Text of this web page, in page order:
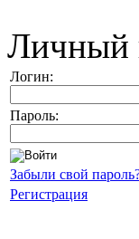
Личный
Логин:
Пароль:
Забыли свой
Регистрация